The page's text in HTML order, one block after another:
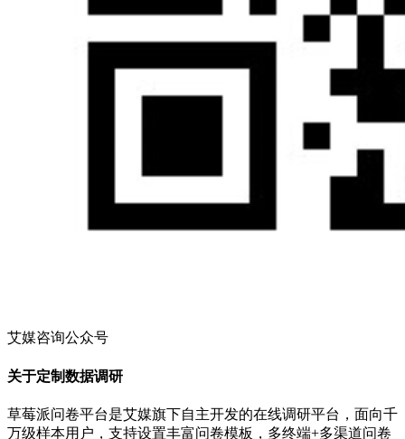
艾媒咨询公众号
关于定制数据调研
草莓派问卷平台是艾媒旗下自主开发的在线调研平台，面向千
万级样本用户，支持设置丰富问卷模板，多终端+多渠道问卷